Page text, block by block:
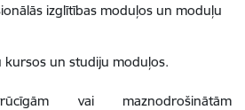
izglītības moduļos un moduļu
kursos un studiju moduļos.
vai maznodrošinātām